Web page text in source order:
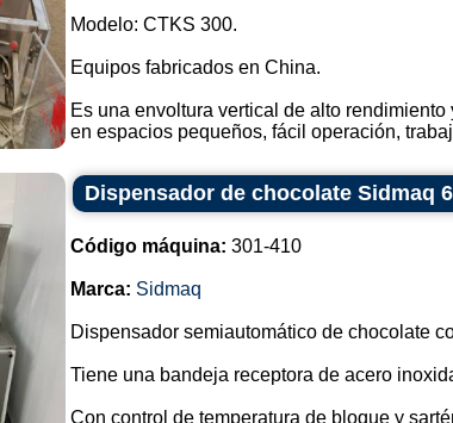
Modelo: CTKS 300.
Equipos fabricados en China.
Es una envoltura vertical de alto
en espacios pequeños, fácil operación,
Dispensador de chocolate Sidmaq
Código máquina: 301-410
Marca: Sidmaq
Dispensador semiautomático de chocolate
Tiene una bandeja receptora de acero
Con control de temperatura de bloque y